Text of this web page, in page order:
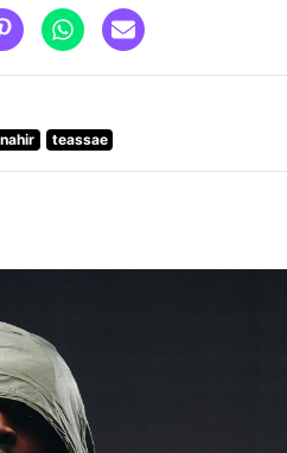
nahir teassae